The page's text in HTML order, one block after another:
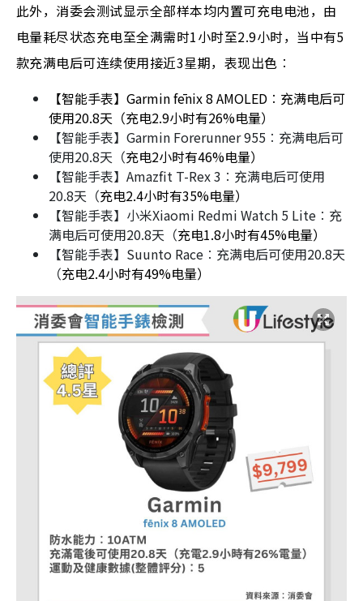
此外，消委会测试显示全部样本均内置可充电电池，由
电量耗尽状态充电至全满需时1小时至2.9小时，当中有5
款充满电后可连续使用接近3星期，表现出色︰
【智能手表】Garmin fēnix 8 AMOLED︰充满电后可
使用20.8天（充电2.9小时有26%电量）
【智能手表】Garmin Forerunner 955︰充满电后可
使用20.8天（充电2小时有46%电量）
【智能手表】Amazfit T-Rex 3︰充满电后可使用
20.8天（充电2.4小时有35%电量）
【智能手表】小米Xiaomi Redmi Watch 5 Lite︰充
满电后可使用20.8天（充电1.8小时有45%电量）
【智能手表】Suunto Race︰充满电后可使用20.8天
（充电2.4小时有49%电量）